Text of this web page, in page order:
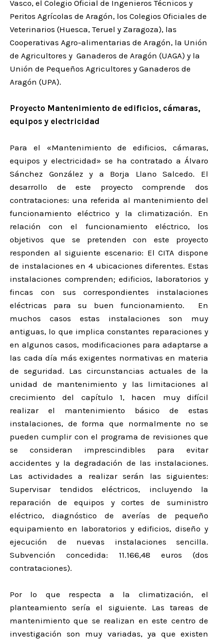
Vasco, el Colegio Oficial de Ingenieros Técnicos y
Peritos Agrícolas de Aragón, los Colegios Oficiales de
Veterinarios (Huesca, Teruel y Zaragoza), las
Cooperativas Agro-alimentarias de Aragón, la Unión
de Agricultores y Ganaderos de Aragón (UAGA) y la
Unión de Pequeños Agricultores y Ganaderos de
Aragón (UPA).
Proyecto Mantenimiento de edificios, cámaras,
equipos y electricidad
Para el «Mantenimiento de edificios, cámaras,
equipos y electricidad» se ha contratado a Álvaro
Sánchez González y a Borja Llano Salcedo. El
desarrollo de este proyecto comprende dos
contrataciones: una referida al mantenimiento del
funcionamiento eléctrico y la climatización. En
relación con el funcionamiento eléctrico, los
objetivos que se pretenden con este proyecto
responden al siguiente escenario: El CITA dispone
de instalaciones en 4 ubicaciones diferentes. Estas
instalaciones comprenden; edificios, laboratorios y
fincas con sus correspondientes instalaciones
eléctricas para su buen funcionamiento. En
muchos casos estas instalaciones son muy
antiguas, lo que implica constantes reparaciones y
en algunos casos, modificaciones para adaptarse a
las cada día más exigentes normativas en materia
de seguridad. Las circunstancias actuales de la
unidad de mantenimiento y las limitaciones al
crecimiento del capítulo 1, hacen muy difícil
realizar el mantenimiento básico de estas
instalaciones, de forma que normalmente no se
pueden cumplir con el programa de revisiones que
se consideran imprescindibles para evitar
accidentes y la degradación de las instalaciones.
Las actividades a realizar serán las siguientes:
Supervisar tendidos eléctricos, incluyendo la
reparación de equipos y cortes de suministro
eléctrico, diagnóstico de averías de pequeño
equipamiento en laboratorios y edificios, diseño y
ejecución de nuevas instalaciones sencilla.
Subvención concedida: 11.166,48 euros (dos
contrataciones).
Por lo que respecta a la climatización, el
planteamiento sería el siguiente. Las tareas de
mantenimiento que se realizan en este centro de
investigación son muy variadas, ya que existen